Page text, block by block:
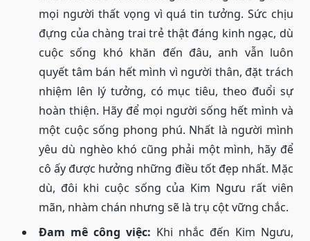
mọi người thất vọng vì quá tin tưởng. Sức chịu
đựng của chàng trai trẻ thật đáng kinh ngạc, dù
cuộc sống khó khăn đến đâu, anh vẫn luôn
quyết tâm bán hết mình vì người thân, đặt trách
nhiệm lên lý tưởng, có mục tiêu, theo đuổi sự
hoàn thiện. Hãy để mọi người sống hết mình và
một cuộc sống phong phú. Nhất là người mình
yêu dù nghèo khó cũng phải một mình, hãy để
cô ấy được hưởng những điều tốt đẹp nhất. Mặc
dù, đôi khi cuộc sống của Kim Ngưu rất viên
mãn, nhàm chán nhưng sẽ là trụ cột vững chắc.
Đam mê công việc: Khi nhắc đến Kim Ngưu,